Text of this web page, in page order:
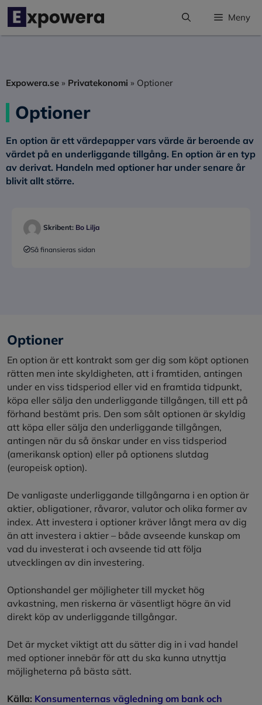
Hoppa
innehåll
Meny
Expowera.se » Privatekonomi » Optioner
Optioner
En option är ett värdepapper vars värde är beroende av
värdet på en underliggande tillgång. En option är en typ
av derivat. Handeln med optioner har under senare år
blivit allt större.
Skribent: Bo Lilja
Så finansieras sidan
Optioner
En option är ett kontrakt som ger dig som köpt optionen
rätten men inte skyldigheten, att i framtiden, antingen
under en viss tidsperiod eller vid en framtida tidpunkt,
köpa eller sälja den underliggande tillgången, till ett på
förhand bestämt pris. Den som sålt optionen är skyldig
att köpa eller sälja den underliggande tillgången,
antingen när du så önskar under en viss tidsperiod
(amerikansk option) eller på optionens slutdag
(europeisk option).
De vanligaste underliggande tillgångarna i en option är
aktier, obligationer, råvaror, valutor och olika former av
index. Att investera i optioner kräver långt mera av dig
än att investera i aktier – både avseende kunskap om
vad du investerat i och avseende tid att följa
utvecklingen av din investering.
Optionshandel ger möjligheter till mycket hög
avkastning, men riskerna är väsentligt högre än vid
direkt köp av underliggande tillgångar.
Det är mycket viktigt att du sätter dig in i vad handel
med optioner innebär för att du ska kunna utnyttja
möjligheterna på bästa sätt.
Källa: Konsumenternas vägledning om bank och